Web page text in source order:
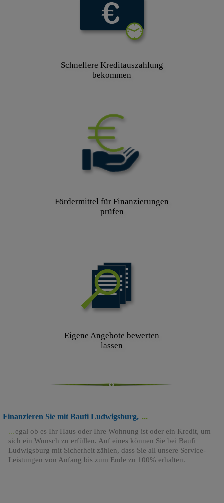
Schnellere Kreditauszahlung
bekommen
Fördermittel für Finanzierungen
prüfen
Eigene Angebote bewerten
lassen
Finanzieren Sie mit Baufi Ludwigsburg,
egal ob es Ihr Haus oder Ihre Wohnung ist oder ein Kredit, um
sich ein Wunsch zu erfüllen. Auf eines können Sie bei Baufi
Ludwigsburg mit Sicherheit zählen, dass Sie all unsere Service-
Leistungen von Anfang bis zum Ende zu 100% erhalten.